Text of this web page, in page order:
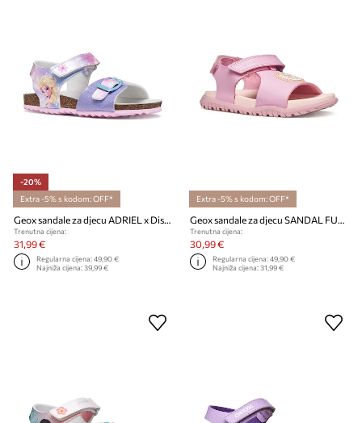
-20%
Extra -5% s kodom: OFF*
Geox sandale za djecu ADRIEL x Disney Princess x Disney Princess
Trenutna cijena:
31,99 €
Regularna cijena:49,90 €
Najniža cijena:39,99 €
Extra -5% s kodom: OFF*
Geox sandale za djecu SANDAL FUSBETTO
Trenutna cijena:
30,99 €
Regularna cijena:49,90 €
Najniža cijena:31,99 €